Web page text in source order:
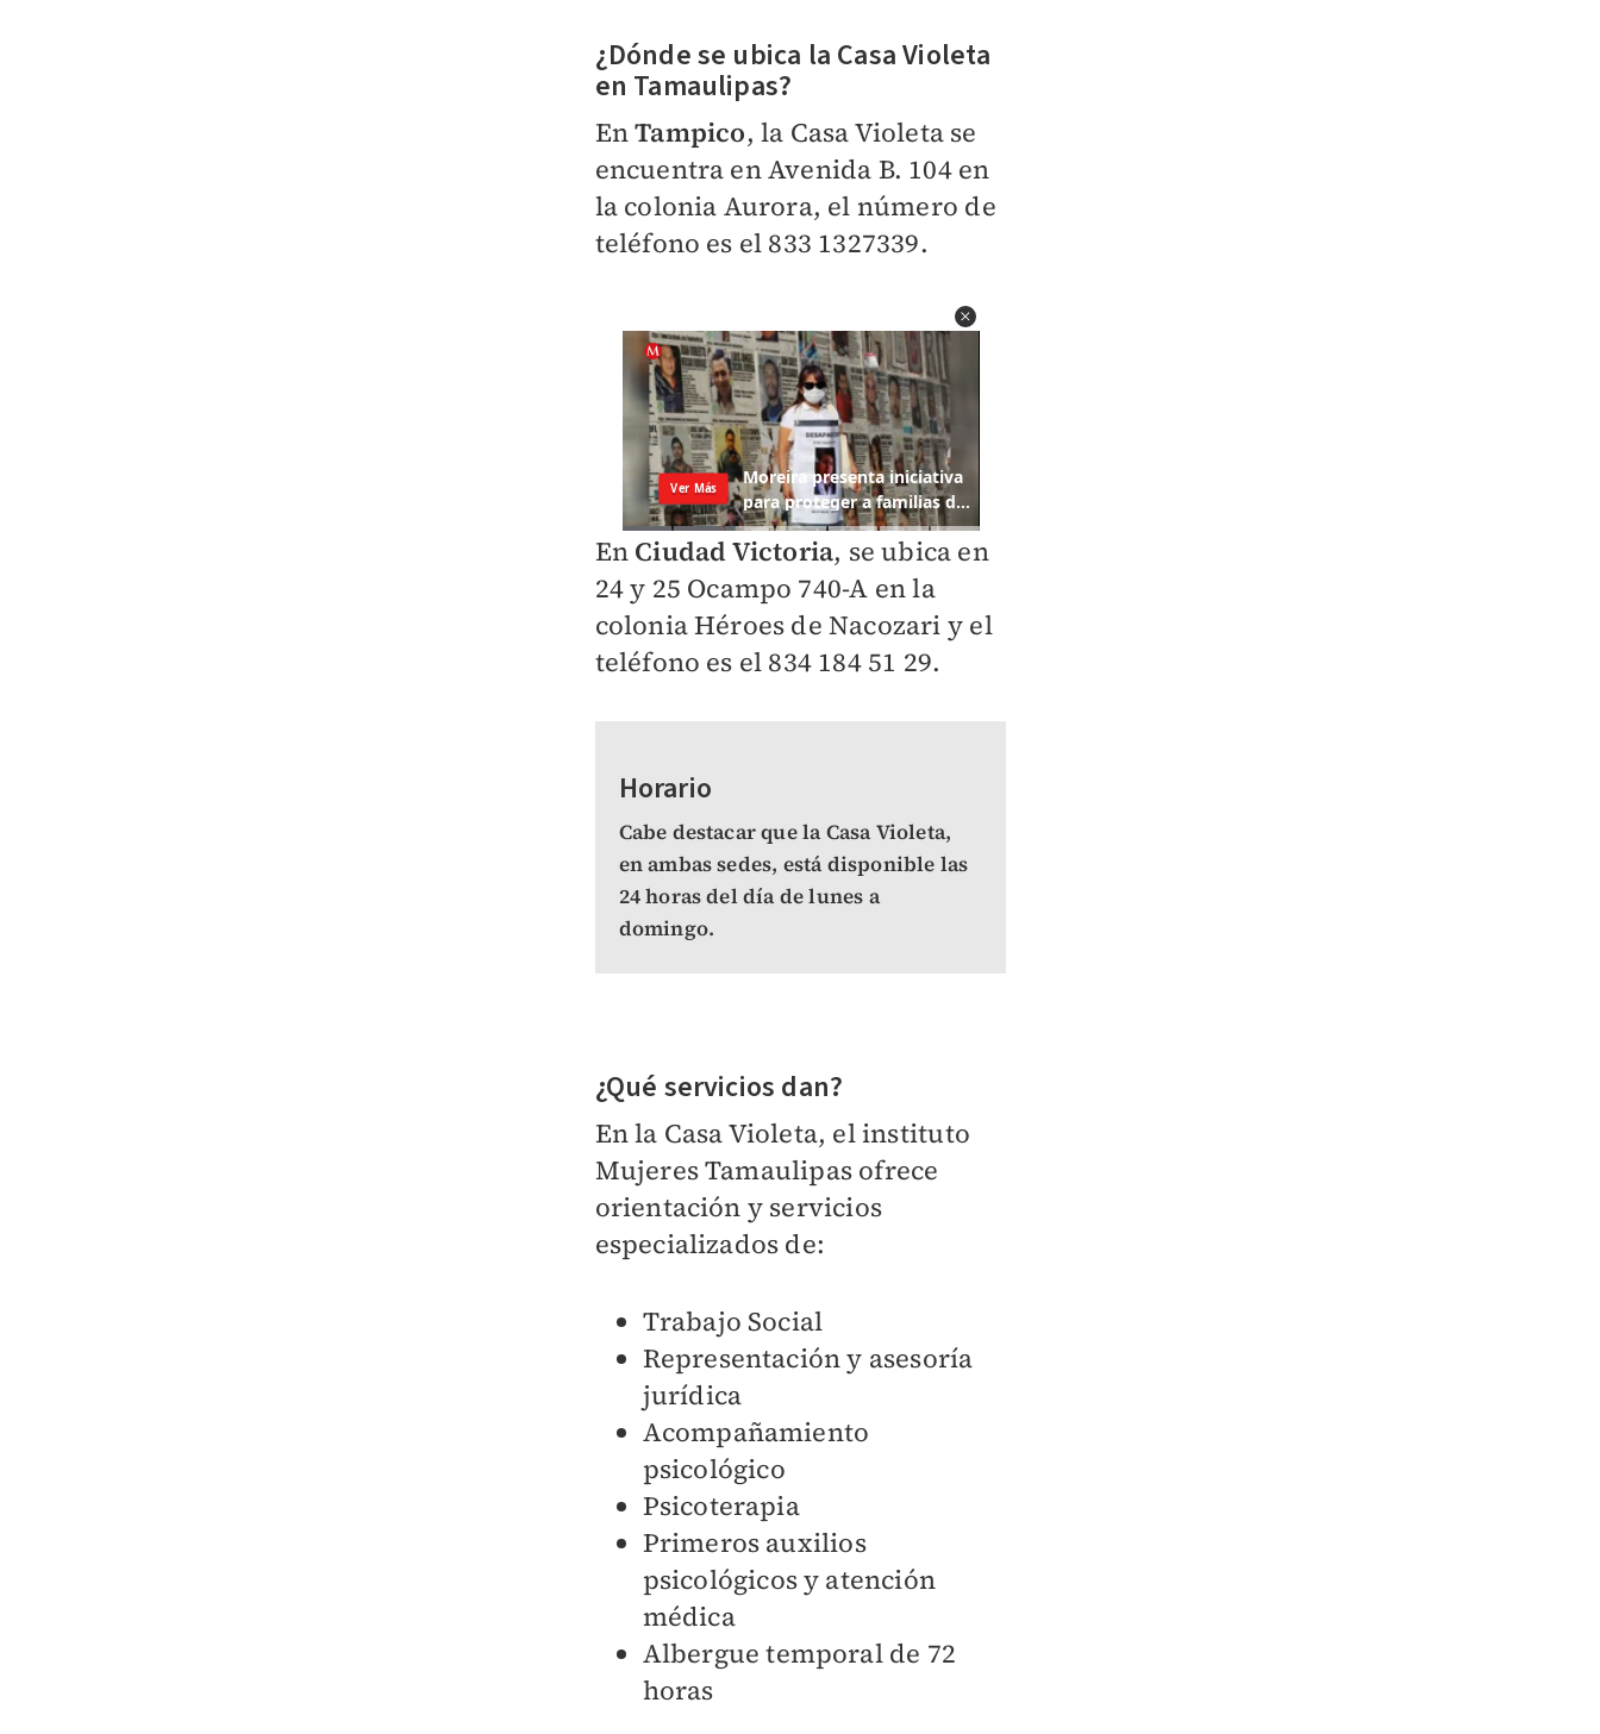
¿Dónde se ubica la Casa Violeta
en Tamaulipas?
EnTampico, la Casa Violeta se
encuentra en Avenida B. 104 en
la colonia Aurora, el número de
teléfono es el 833 1327339.
En Ciudad Victoria, se ubica en
24 y 25 Ocampo 740-A en la
colonia Héroes de Nacozari y el
teléfono es el 834 184 51 29.
Horario
Cabe destacar que la Casa Violeta,
en ambas sedes, está disponible las
24 horas del día de lunes a
domingo.
¿Qué servicios dan?
En la Casa Violeta, el instituto
Mujeres Tamaulipas ofrece
orientación y servicios
especializados de:
Trabajo Social
Representación y asesoría
jurídica
Acompañamiento
psicológico
Psicoterapia
Primeros auxilios
psicológicos y atención
médica
Albergue temporal de 72
horas